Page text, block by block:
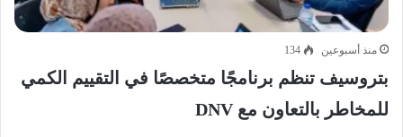
منذ أسبوعين 134
بتروسيف تنظم برنامجًا متخصصًا في التقييم الكمي
للمخاطر بالتعاون مع DNV